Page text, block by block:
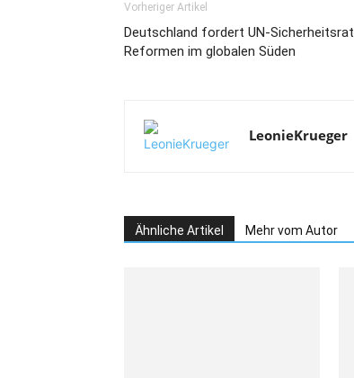
Vorheriger Artikel
Deutschland fordert UN-Sicherheitsrat
Reformen im globalen Süden
LeonieKrueger
Ähnliche Artikel Mehr vom Autor